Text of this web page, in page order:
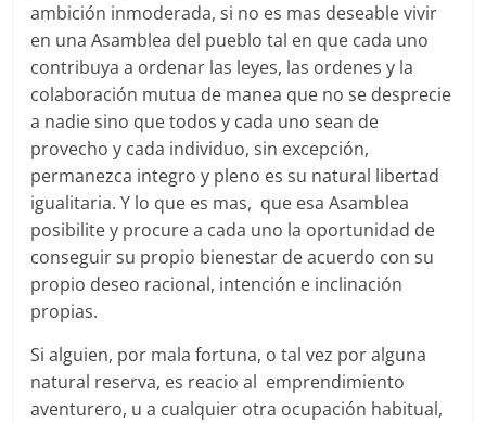
ambición inmoderada, si no es mas deseable vivir
en una Asamblea del pueblo tal en que cada uno
contribuya a ordenar las leyes, las ordenes y la
colaboración mutua de manea que no se desprecie
a nadie sino que todos y cada uno sean de
provecho y cada individuo, sin excepción,
permanezca integro y pleno es su natural libertad
igualitaria. Y lo que es mas, que esa Asamblea
posibilite y procure a cada uno la oportunidad de
conseguir su propio bienestar de acuerdo con su
propio deseo racional, intención e inclinación
propias.
Si alguien, por mala fortuna, o tal vez por alguna
natural reserva, es reacio al emprendimiento
aventurero, u a cualquier otra ocupación habitual,